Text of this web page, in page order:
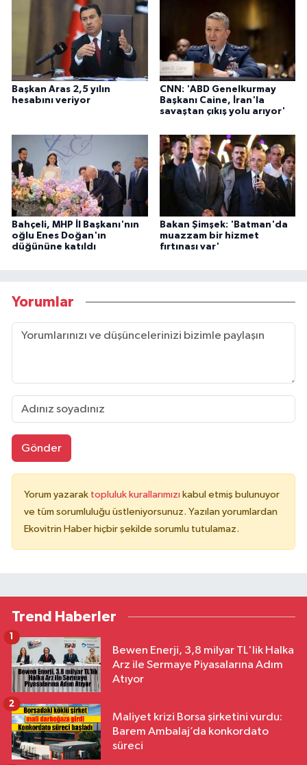
Başkan Aras 2,5 yılın
hesabını veriyor
CNN: 'ABD Genelkurmay
Başkanı Caine, İran'la
savaştan çıkış yolu arıyor'
Bahçeli, MHP İl Başkanı'nın
oğlu Enes Doğan'ın
düğününe katıldı
Bakan Şimşek: 'Batman'da
muazzam bir hizmet
fırtınası var'
Yorumlar
Gönder
Yorum yazarak topluluk kurallarımızı kabul etmiş bulunuyor
ve tüm sorumluluğu üstleniyorsunuz. Yazılan yorumlardan
Ekovitrin Haber hiçbir şekilde sorumlu tutulamaz.
Trend Haberler
Bewen Enerji, 3,8 milyar TL'lik Halka
Arz ile Sermaye Piyasalarına Adım
Atıyor
1
Maliyet krizi Borsa şirketini vurdu:
Barem Ambalaj’da konkordato
süreci
2